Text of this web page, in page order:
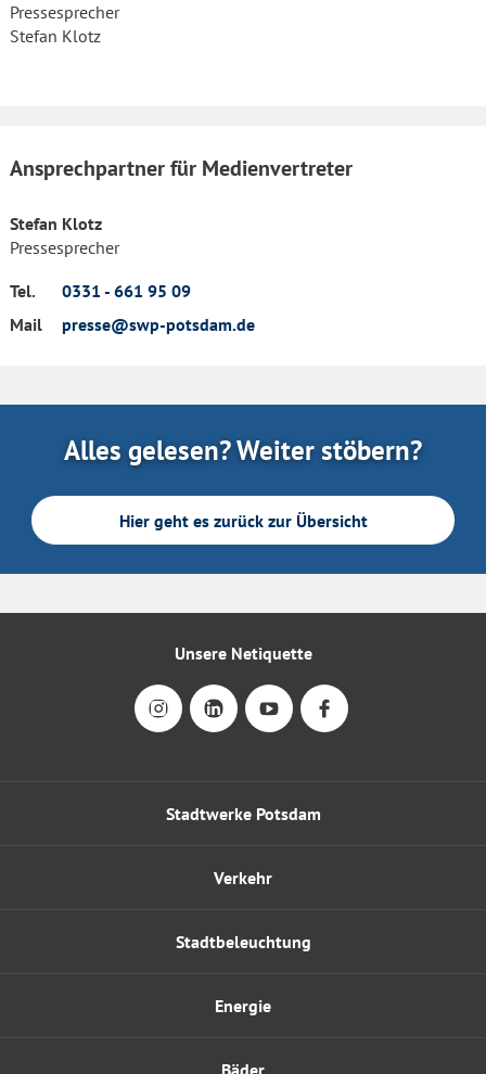
Pressesprecher
Stefan Klotz
Ansprechpartner für Medienvertreter
Stefan Klotz
Pressesprecher
Tel.
0331 - 661 95 09
Mail
presse@swp-potsdam.de
Alles gelesen? Weiter stöbern?
Hier geht es zurück zur Übersicht
Stadtwerke Potsdam
Energie
Verkehr
Bäder
Stadtbeleuchtung
Unsere Netiquette